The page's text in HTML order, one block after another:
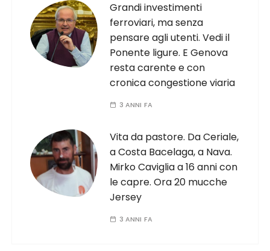
Grandi investimenti
ferroviari, ma senza
pensare agli utenti. Vedi il
Ponente ligure. E Genova
resta carente e con
cronica congestione viaria
3 ANNI FA
Vita da pastore. Da Ceriale,
a Costa Bacelaga, a Nava.
Mirko Caviglia a 16 anni con
le capre. Ora 20 mucche
Jersey
3 ANNI FA